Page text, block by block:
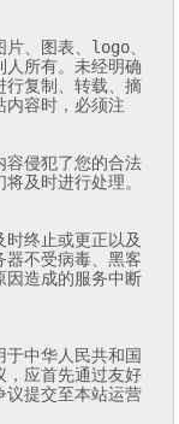
、图表、logo、
人所有。未经明确
行复制、转载、摘
内容时，必须注
容侵犯了您的合法
及时进行处理。
终止或更正以及
器不受病毒、黑客
因造成的服务中断
中华人民共和国
，应首先通过友好
议提交至本站运营